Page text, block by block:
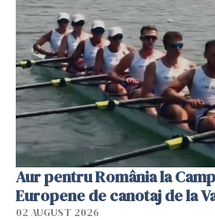
Aur pentru România la
Europene de canotaj de la
02 AUGUST 2026